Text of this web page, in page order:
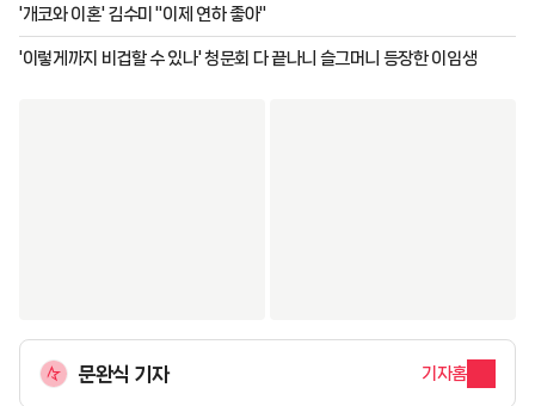
'개코와 이혼' 김수미 "이제 연하 좋아"
'이렇게까지 비겁할 수 있나' 청문회 다 끝나니 슬그머니 등장한 이임생
문완식 기자 기자홈